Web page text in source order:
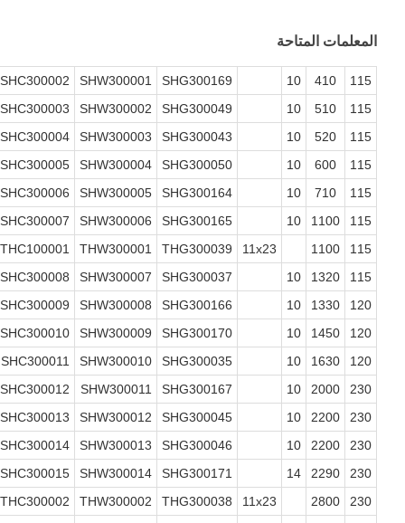
المتاحة
10
SHG300169
SHW300001
SHC300002
280770
10
SHG300049
SHW300002
SHC300003
284343
10
SHG300043
SHW300003
SHC300004
282094
10
SHG300050
SHW300004
SHC300005
282016
10
SHG300164
SHW300005
SHC300006
282014
1100
10
SHG300165
SHW300006
SHC300007
283932
1100
11x23
THG300039
THW300001
THC100001
282002
1320
10
SHG300037
SHW300007
SHC300008
280773
1330
10
SHG300166
SHW300008
SHC300009
284058
1450
10
SHG300170
SHW300009
SHC300010
305417
1630
10
SHG300035
SHW300010
SHC300011
305418
2000
10
SHG300167
SHW300011
SHC300012
314255
2200
10
SHG300045
SHW300012
SHC300013
282009
2200
10
SHG300046
SHW300013
SHC300014
282008
2290
14
SHG300171
SHW300014
SHC300015
297058
2800
11x23
THG300038
THW300002
THC300002
281997